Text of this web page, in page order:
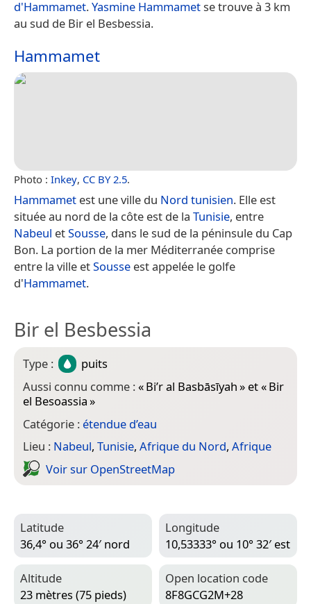
d'Hammamet.Yasmine Hammametse trouve à 3 km
au sud de Bir el Besbessia.
Hammamet
Photo : Inkey, CC BY 2.5.
Hammamet est une ville du Nord tunisien. Elle est
située au nord de la côte est de la Tunisie, entre
Nabeul etSousse, dans le sud de la péninsule du Cap
Bon. La portion de la mer Méditerranée comprise
entre la ville etSousse est appelée le golfe
d'Hammamet.
Bir el Besbessia
Type :
puits
Aussi connu comme :«Bi’r al Basbāsīyah» et «Bir
el Besoassia»
Catégorie : étendue d’eau
Lieu : Nabeul, Tunisie, Afrique du Nord, Afrique
Voir sur Open­Street­Map
Latitude
36,4° ou 36° 24′ nord
Longitude
10,53333° ou 10° 32′ est
Altitude
23 mètres (75 pieds)
Open location code
8F8GCG2M+28